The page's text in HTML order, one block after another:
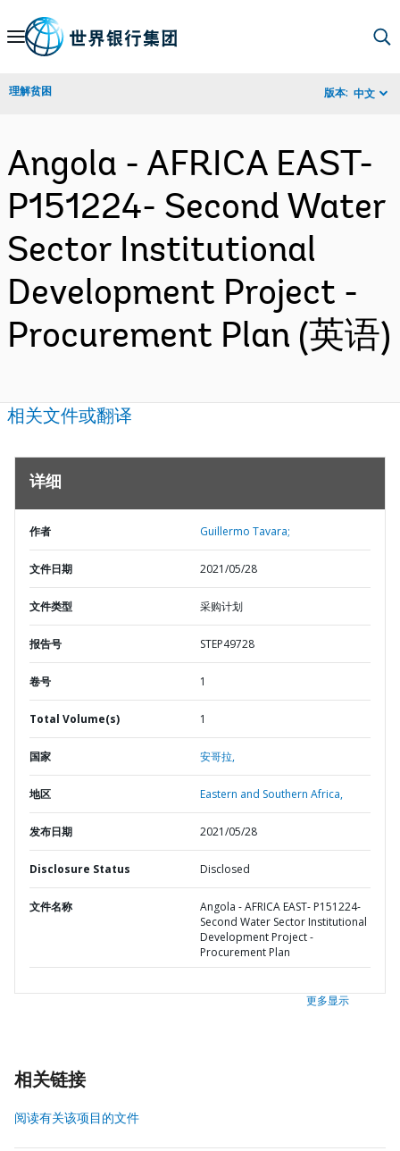
Skip
Navigation
理解贫困 版本: 中文
Angola - AFRICA EAST-
P151224- Second Water
Sector Institutional
Development Project -
Procurement Plan (英语)
相关文件或翻译
详细
作者 Guillermo Tavara;
文件日期 2021/05/28
文件类型 采购计划
报告号 STEP49728
卷号 1
Total Volume(s) 1
国家 安哥拉,
地区 Eastern and Southern Africa,
发布日期 2021/05/28
Disclosure Status Disclosed
文件名称
Angola - AFRICA EAST- P151224-
Second Water Sector Institutional
Development Project -
Procurement Plan
更多显示
相关链接
阅读有关该项目的文件